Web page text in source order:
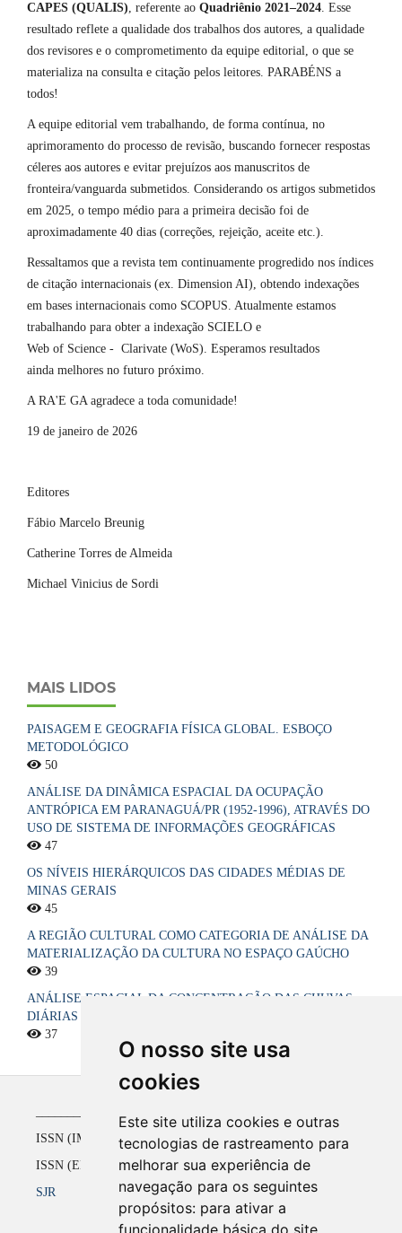
O nosso site usa
cookies
Este site utiliza cookies e outras
tecnologias de rastreamento para
melhorar sua experiência de
navegação para os seguintes
propósitos: para ativar a
funcionalidade básica do site.
CAPES (QUALIS), referente ao Quadriênio 2021–2024. Esse
resultado reflete a qualidade dos trabalhos dos autores, a qualidade
dos revisores e o comprometimento da equipe editorial, o que se
materializa na consulta e citação pelos leitores. PARABÉNS a
todos!
A equipe editorial vem trabalhando, de forma contínua, no
aprimoramento do processo de revisão, buscando fornecer respostas
céleres aos autores e evitar prejuízos aos manuscritos de
fronteira/vanguarda submetidos. Considerando os artigos submetidos
em 2025, o tempo médio para a primeira decisão foi de
aproximadamente 40 dias (correções, rejeição, aceite etc.).
Ressaltamos que a revista tem continuamente progredido nos índices
de citação internacionais (ex. Dimension AI), obtendo indexações
em bases internacionais como SCOPUS. Atualmente estamos
trabalhando para obter a indexação SCIELO e
Web of Science - Clarivate (WoS). Esperamos resultados
ainda melhores no futuro próximo.
A RA'E GA agradece a toda comunidade!
19 de janeiro de 2026
Editores
Fábio Marcelo Breunig
Catherine Torres de Almeida
Michael Vinicius de Sordi
MAIS LIDOS
PAISAGEM E GEOGRAFIA FÍSICA GLOBAL. ESBOÇO
METODOLÓGICO
50
ANÁLISE DA DINÂMICA ESPACIAL DA OCUPAÇÃO
ANTRÓPICA EM PARANAGUÁ/PR (1952-1996), ATRAVÉS DO
USO DE SISTEMA DE INFORMAÇÕES GEOGRÁFICAS
47
OS NÍVEIS HIERÁRQUICOS DAS CIDADES MÉDIAS DE
MINAS GERAIS
45
A REGIÃO CULTURAL COMO CATEGORIA DE ANÁLISE DA
MATERIALIZAÇÃO DA CULTURA NO ESPAÇO GAÚCHO
39
ANÁLISE ESPACIAL DA CONCENTRAÇÃO DAS CHUVAS
DIÁRIAS NO ESTADO DA PARAÍBA, BRASIL
37
ISSN (IMPRESSO) 1516-4136 até 2008
ISSN (ELETRÔNICO) 2177-2738 a partir de 2009
SJR